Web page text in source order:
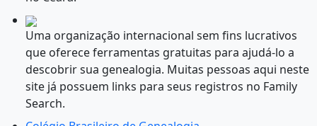
Uma organização internacional sem fins lucrativos
que oferece ferramentas gratuitas para ajudá-lo a
descobrir sua genealogia. Muitas pessoas aqui neste
site já possuem links para seus registros no Family
Search.